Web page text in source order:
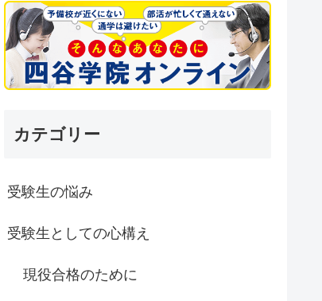
カテゴリー
受験生の悩み
受験生としての心構え
現役合格のために